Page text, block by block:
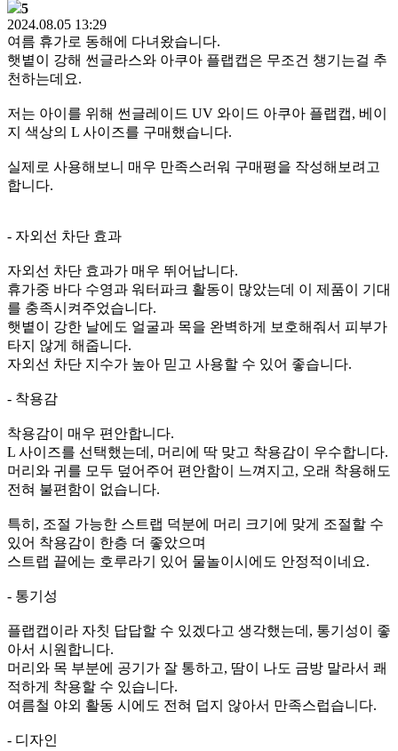
5
2024.08.05 13:29
여름 휴가로 동해에 다녀왔습니다.
햇볕이 강해 썬글라스와 아쿠아 플랩캡은 무조건 챙기는걸 추
천하는데요.
저는 아이를 위해 썬글레이드 UV 와이드 아쿠아 플랩캡, 베이
지 색상의 L 사이즈를 구매했습니다.
실제로 사용해보니 매우 만족스러워 구매평을 작성해보려고
합니다.
- 자외선 차단 효과
자외선 차단 효과가 매우 뛰어납니다.
휴가중 바다 수영과 워터파크 활동이 많았는데 이 제품이 기대
를 충족시켜주었습니다.
햇볕이 강한 날에도 얼굴과 목을 완벽하게 보호해줘서 피부가
타지 않게 해줍니다.
자외선 차단 지수가 높아 믿고 사용할 수 있어 좋습니다.
- 착용감
착용감이 매우 편안합니다.
L 사이즈를 선택했는데, 머리에 딱 맞고 착용감이 우수합니다.
머리와 귀를 모두 덮어주어 편안함이 느껴지고, 오래 착용해도
전혀 불편함이 없습니다.
특히, 조절 가능한 스트랩 덕분에 머리 크기에 맞게 조절할 수
있어 착용감이 한층 더 좋았으며
스트랩 끝에는 호루라기 있어 물놀이시에도 안정적이네요.
- 통기성
플랩캡이라 자칫 답답할 수 있겠다고 생각했는데, 통기성이 좋
아서 시원합니다.
머리와 목 부분에 공기가 잘 통하고, 땀이 나도 금방 말라서 쾌
적하게 착용할 수 있습니다.
여름철 야외 활동 시에도 전혀 덥지 않아서 만족스럽습니다.
- 디자인